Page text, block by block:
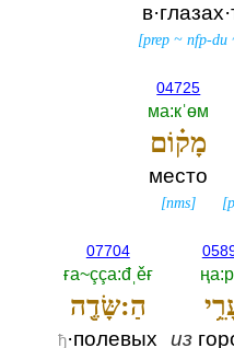
[prep ~nfp-du
[
04725
ма:кˈөм
מָק֗וֹם
место
[nms]
из
07704
ға~ççа:đˌěғ
הַ:שָּׂדֶ֖ה
ђ·полевых